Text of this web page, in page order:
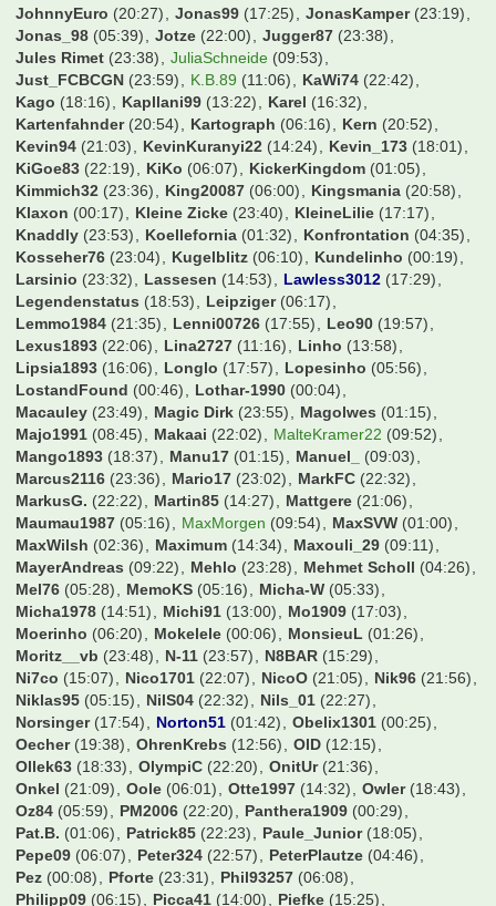
GRis7971(01:51) GUMBO(22:52) GW1900(04:56)
Gagsen09 (02:14) Galasek(12:16) GarretHSV(22:02)
Gazelle(20:10) Gegge(23:55) Georg1911
Gidde(00:48) Giovanni Trappadoni(20:36)
Gladbachschanki(19:21) Golgolgol(21:49)
GroundhoppingMalte (16:04) Guerrero(16:03)
Gundi09 (21:13) HSVKai(10:20) Hadern60(19:03)
Haeaeschdner(22:17) Hagelkorn(02:17)
HamBurgerKing(22:48) Hamburch(13:48)
Hamburgerjungs(00:11) Hampabvb
(23:18)
Hamster09(15:43) Hans(22:28) Hansano1965(21:47)
Harkinho(20:41) Harry2019(01:13) Harry54(06:12)
Heckes(09:37) Hederborusse(22:58) Henning(22:50)
HerrZog17(22:56) Holle09(18:23) Howie
Hupe(15:53) Icey245 (23:07) Icke85(23:55) Ingolf(06:12)
International(17:40) Isi40(16:32) J_0n1(17:53)
Jaggabites (22:46) Janer(20:33) Janl(00:33)
Jens1957(00:36) Jenshs(22:06) Jenson(20:58)
Jeronimo(22:23) JoeMcJoe(04:07) Johnny Kuster(01:01)
JohnnyEuro(20:27) Jonas99(17:25) JonasKamper(23:19)
Jonas_98(05:39) Jotze(22:00) Jugger87(23:38)
Jules Rimet (23:38) JuliaSchneide(09:53)
Just_FCBCGN(23:59) K.B.89 (11:06) KaWi74(22:42)
Kago(18:16) Kapllani99(13:22) Karel(16:32)
Kartenfahnder(20:54) Kartograph(06:16) Kern(20:52)
Kevin94(21:03) KevinKuranyi22(14:24) Kevin_173(18:01)
KiGoe83(22:19) KiKo(06:07) KickerKingdom(01:05)
Kimmich32 (23:36) King20087(06:00) Kingsmania
Klaxon(00:17) Kleine Zicke(23:40) KleineLilie(17:17)
Knaddly (23:53) Koellefornia(01:32) Konfrontation
Kosseher76(23:04) Kugelblitz(06:10) Kundelinho(00:19)
Larsinio(23:32) Lassesen(14:53) Lawless3012
Legendenstatus(18:53) Leipziger(06:17)
Lemmo1984(21:35) Lenni00726(17:55) Leo90(19:57)
Lexus1893(22:06) Lina2727(11:16) Linho (13:58)
Lipsia1893(16:06) Longlo (17:57) Lopesinho(05:56)
LostandFound(00:46) Lothar-1990(00:04)
Macauley (23:49) Magic Dirk(23:55) Magolwes(01:15)
Majo1991(08:45) Makaai (22:02) MalteKramer22(09:52)
Mango1893
(18:37) Manu17(01:15) Manuel_
Marcus2116(23:36) Mario17(23:02) MarkFC(22:32)